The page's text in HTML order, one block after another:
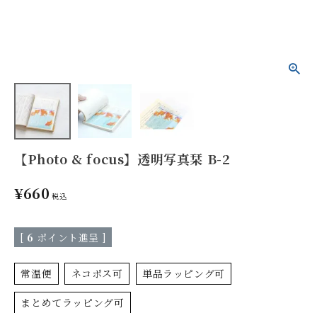
【Photo & focus】透明写真栞 B-2
¥660 税込
[ 6 ポイント進呈 ]
常温便 ネコポス可 単品ラッピング可
まとめてラッピング可